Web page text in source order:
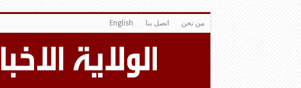
من نحن اتصل بنا English